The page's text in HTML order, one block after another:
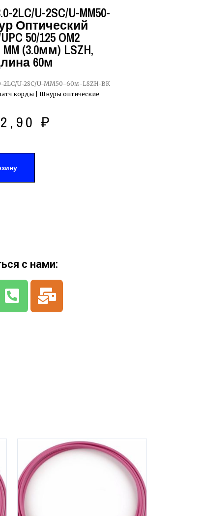
U-2SC/U-MM50-
Оптический
50/125 OM2
(3.0мм) LSZH,
60м
U-2SC/U-MM50-60м-LSZH-BK
корды | Шнуры оптические
₽
с нами: